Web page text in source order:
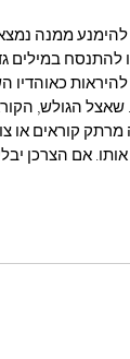
ממנה
במילים
כאוהדיו
שאצל הגולש,
קוראים או
אותו. אם הצרכן